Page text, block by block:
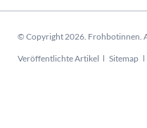
© Copyright 2026. Frohbotinnen.
Navigation
Veröffentlichte Artikel Sitemap